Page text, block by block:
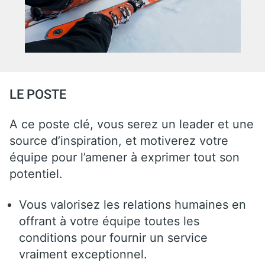
LE POSTE
A ce poste clé, vous serez un leader et une
source d’inspiration, et motiverez votre
équipe pour l’amener à exprimer tout son
potentiel.
Vous valorisez les relations humaines en
offrant à votre équipe toutes les
conditions pour fournir un service
vraiment exceptionnel.